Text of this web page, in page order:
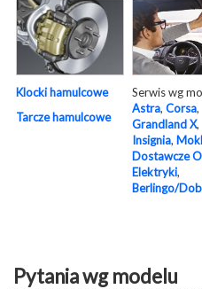
Klocki hamulcowe
Tarcze hamulcowe
Serwis wg
Astra, Corsa,
Grandland X,
Insignia,
Dostawcze
Elektryki,
Berlingo/
Pytania wg modelu